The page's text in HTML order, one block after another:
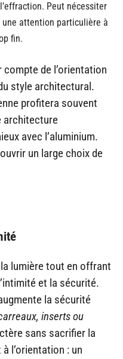
Peut nécessiter
attention particulière à
fin.
de l’orientation
style architectural.
profitera souvent
architecture
avec l’aluminium.
un large choix de
lumière tout en offrant
et la sécurité.
la sécurité
inserts ou
sans sacrifier la
l’orientation : un